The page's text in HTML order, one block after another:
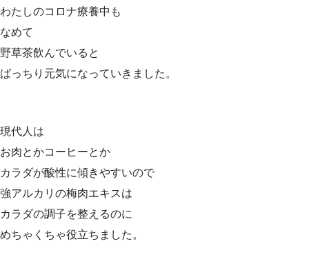
わたしのコロナ療養中も
なめて
野草茶飲んでいると
ばっちり元気になっていきました。
現代人は
お肉とかコーヒーとか
カラダが酸性に傾きやすいので
強アルカリの梅肉エキスは
カラダの調子を整えるのに
めちゃくちゃ役立ちました。